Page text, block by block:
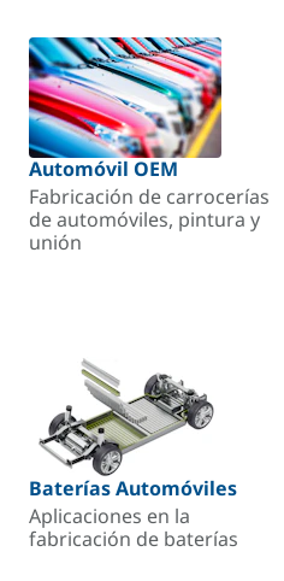
Automóvil OEM
Fabricación de carrocerías
de automóviles, pintura y
unión
Baterías Automóviles
Aplicaciones en la
fabricación de baterías